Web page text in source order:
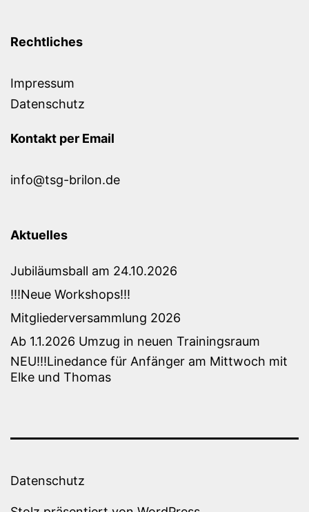
Rechtliches
Impressum
Datenschutz
Kontakt per Email
info@tsg-brilon.de
Aktuelles
Jubiläumsball am 24.10.2026
!!!Neue Workshops!!!
Mitgliederversammlung 2026
Ab 1.1.2026 Umzug in neuen Trainingsraum
NEU!!!Linedance für Anfänger am Mittwoch mit
Elke und Thomas
Datenschutz